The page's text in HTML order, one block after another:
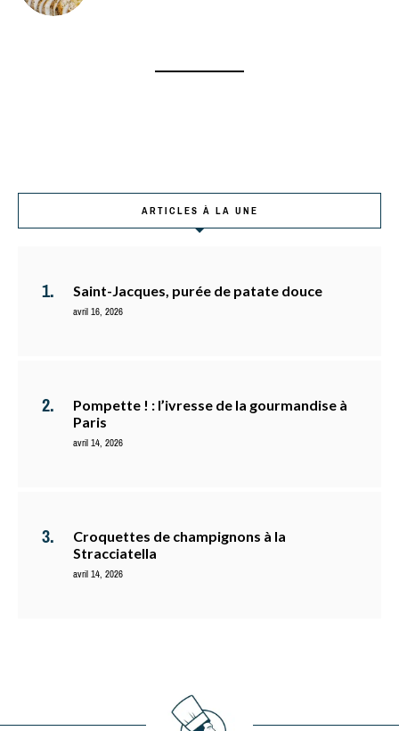
ARTICLES À LA UNE
Saint-Jacques, purée de patate douce
avril 16, 2026
Pompette ! : l’ivresse de la gourmandise à
Paris
avril 14, 2026
Croquettes de champignons à la
Stracciatella
avril 14, 2026